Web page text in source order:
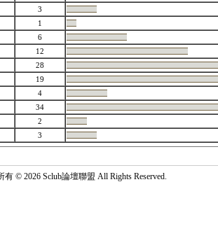
3
1
6
12
28
19
4
34
2
3
© 2026 Sclub論壇聯盟 All Rights Reserved.